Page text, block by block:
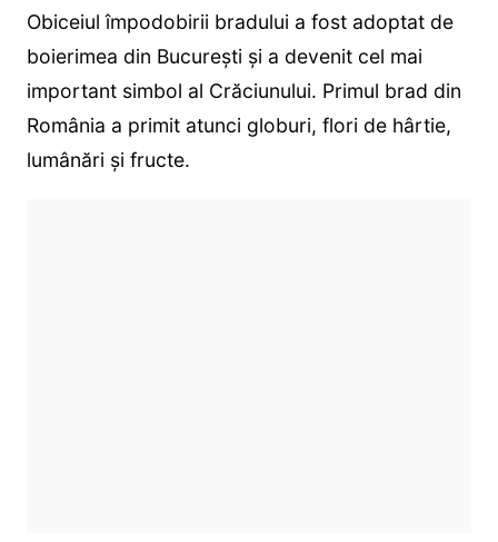
Obiceiul împodobirii bradului a fost adoptat de
boierimea din București și a devenit cel mai
important simbol al Crăciunului. Primul brad din
România a primit atunci globuri, flori de hârtie,
lumânări și fructe.